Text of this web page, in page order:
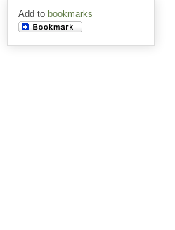
Add to bookmarks